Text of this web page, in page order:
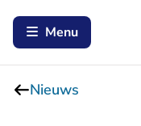
Menu
Nieuws